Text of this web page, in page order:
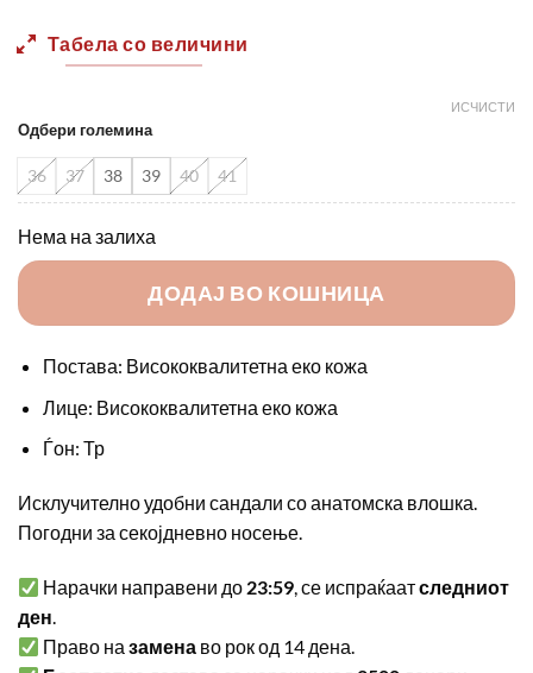
1250,00 ден.
Табела со величини
Одбери големина
36 37 38 39 40 41
ИСЧИСТИ
Нема на залиха
ДОДАЈ ВО КОШНИЦА
Постава: Висококвалитетна еко кожа
Лице: Висококвалитетна еко кожа
Ѓон: Тр
Исклучително удобни сандали со анатомска влошка.
Погодни за секојдневно носење.
Нарачки направени до 23:59, се испраќаатследниот
ден.
Право назамена во рок од 14 дена.